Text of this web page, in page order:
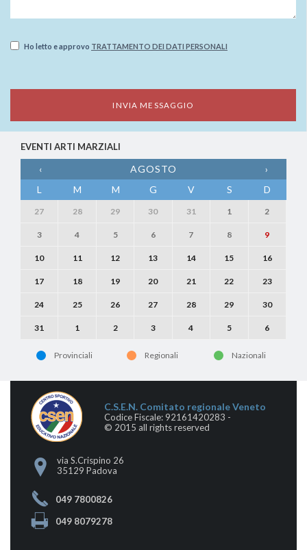
Ho letto e approvo TRATTAMENTO DEI DATI PERSONALI
EVENTI ARTI MARZIALI
‹ AGOSTO
›
L
M M G V S D
27 28 29 30 31 1 2
3 4 5 6 7 8 9
10 11 12 13 14 15 16
17 18 19 20 21 22 23
24 25 26 27 28 29 30
31 1 2 3 4 5 6
Provinciali Regionali Nazionali
C.S.E.N. Comitato regionale Veneto
Codice Fiscale: 92161420283 -
© 2015 all rights reserved
via S.Crispino 26
35129 Padova
049 7800826
049 8079278